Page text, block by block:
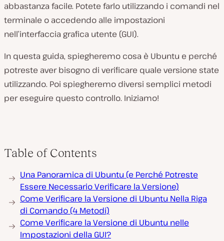
abbastanza facile. Potete farlo utilizzando i comandi nel
terminale o accedendo alle impostazioni
nell’interfaccia grafica utente (GUI).
In questa guida, spiegheremo cosa è Ubuntu e perché
potreste aver bisogno di verificare quale versione state
utilizzando. Poi spiegheremo diversi semplici metodi
per eseguire questo controllo. Iniziamo!
Table of Contents
Una Panoramica di Ubuntu (e Perché Potreste
Essere Necessario Verificare la Versione)
Come Verificare la Versione di Ubuntu Nella Riga
di Comando (4 Metodi)
Come Verificare la Versione di Ubuntu nelle
Impostazioni della GUI?